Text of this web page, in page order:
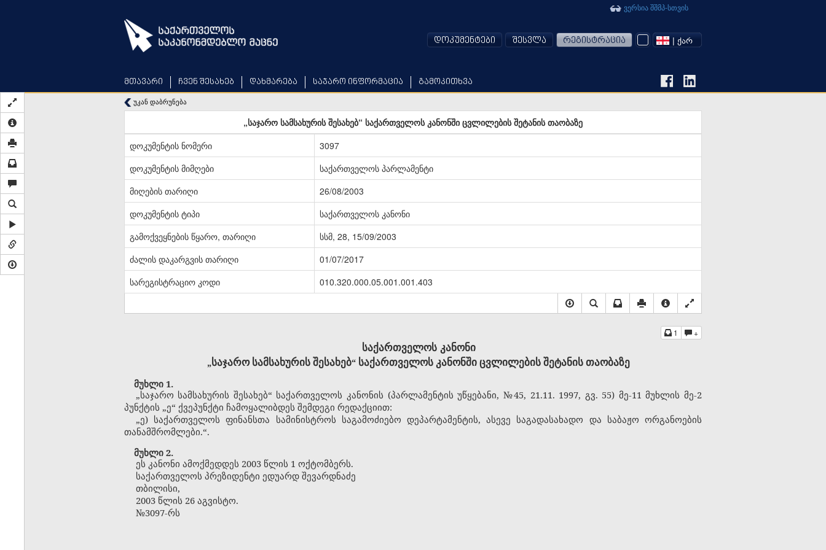
მთავარი ჩვენ შესახებ დახმარება საჯარო ინფორმაცია გამოკითხვა
ვერსია შშმპ-სთვის
დოკუმენტები შესვლა რეგისტრაცია | ᲥᲐᲠ
უკან დაბრუნება
„საჯარო სამსახურის შესახებ“ საქართველოს კანონში ცვლილების შეტანის თაობაზე
დოკუმენტის ნომერი
3097
დოკუმენტის მიმღები
საქართველოს პარლამენტი
მიღების თარიღი
26/08/2003
დოკუმენტის ტიპი
საქართველოს კანონი
გამოქვეყნების წყარო, თარიღი
სსმ, 28, 15/09/2003
ძალის დაკარგვის თარიღი
01/07/2017
სარეგისტრაციო კოდი
010.320.000.05.001.001.403
1 +
საქართველოს კანონი
„საჯაროსამსახურისშესახებ“ საქართველოს კანონშიცვლილებისშეტანისთაობაზე
მუხლი 1.
„საჯარო სამსახურის შესახებ“ საქართველოს კანონის (პარლამენტის უწყებანი, №45, 21.11. 1997, გვ. 55) მე-11 მუხლის მე-2
პუნქტის „ე“ ქვეპუნქტი ჩამოყალიბდეს შემდეგი რედაქციით:
„ე) საქართველოს ფინანსთა სამინისტროს საგამოძიებო დეპარტამენტის, ასევე საგადასახადო და საბაჟო ორგანოების
თანამშრომლები.“.
მუხლი 2.
ეს კანონი ამოქმედდეს 2003 წლის 1 ოქტომბერს.
საქართველოს პრეზიდენტი ედუარდ შევარდნაძე
თბილისი,
2003 წლის 26 აგვისტო.
№3097-რს